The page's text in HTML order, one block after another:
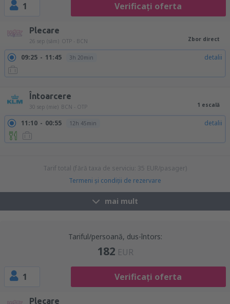
1 Verificați oferta
Plecare
26 sep (sâm) OTP - BCN Zbor direct
09:25 11:45 3h 20min detalii
Întoarcere
30 sep (mie) BCN - OTP 1 escală
11:10 00:55 12h 45min detalii
Tarif total (fără taxa de serviciu: 35 EUR/pasager)
Termeni şi condiţii de rezervare
mai mult
Tariful/persoană, dus-întors:
182 EUR
1 Verificați oferta
Plecare